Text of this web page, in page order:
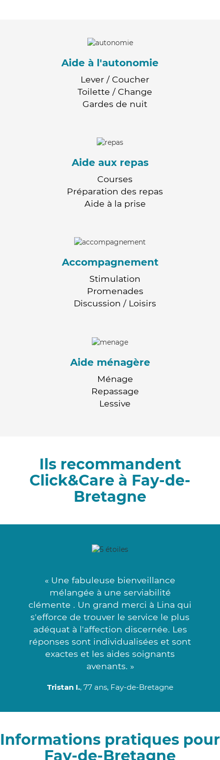
Aide à l'autonomie
Lever / Coucher
Toilette / Change
Gardes de nuit
Aide aux repas
Courses
Préparation des repas
Aide à la prise
Accompagnement
Stimulation
Promenades
Discussion / Loisirs
Aide ménagère
Ménage
Repassage
Lessive
Ils recommandent
Click&Care à Fay-de-
Bretagne
« Une fabuleuse bienveillance
mélangée à une serviabilité
clémente . Un grand merci à Lina qui
s'efforce de trouver le service le plus
adéquat à l'affection discernée. Les
réponses sont individualisées et sont
exactes et les aides soignants
avenants. »
Tristan I., 77 ans, Fay-de-Bretagne
Informations pratiques pour
Fay-de-Bretagne